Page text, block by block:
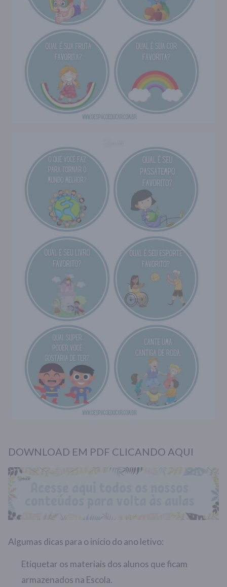
DOWNLOAD EM PDF CLICANDO AQUI
Algumas dicas para o início do ano letivo:
Etiquetar os materiais dos alunos que ficam
armazenados na Escola.